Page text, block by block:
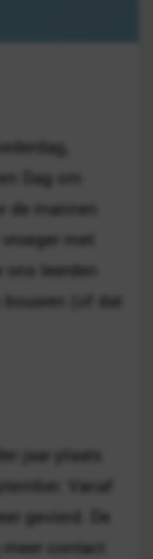
Dag om
de mannen
met
leerden
bouwen (of dat
jaar plaats
Vanaf
gevierd. De
contact